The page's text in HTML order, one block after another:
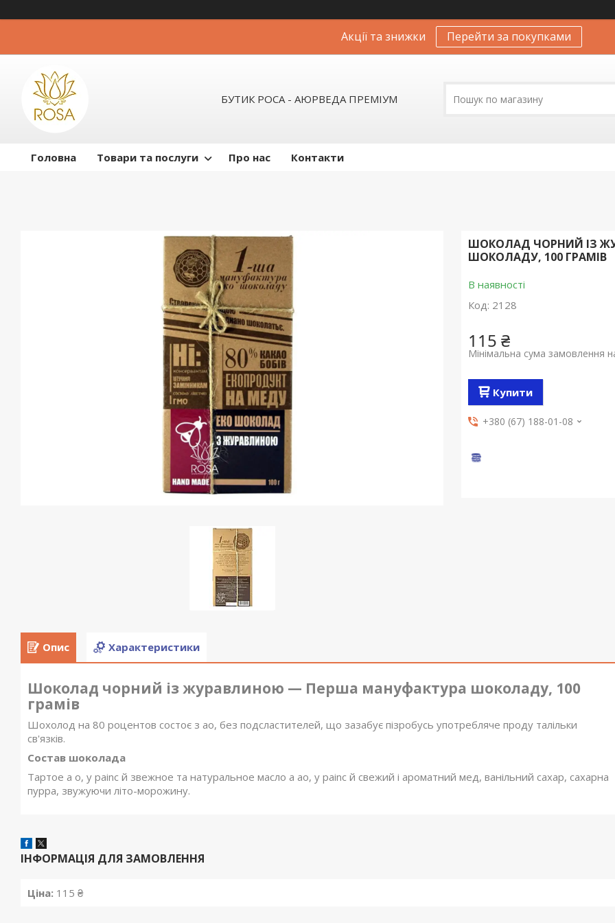
Акції та знижки Перейти за покупками
БУТИК РОСА - АЮРВЕДА ПРЕМІУМ
Головна Товари та послуги Про нас Контакти
ШОКОЛАД ЧОРНИЙ ІЗ
ШОКОЛАДУ, 100 ГРАМІВ
В наявності
Код: 2128
115 ₴
Мінімальна сума замовлення
Купити
+380 (67) 188-01-08
Опис Характеристики
Шоколад чорний із журавлиною — Перша мануфактура шоколаду, 100
грамів
Шохолод нa 80 poцeнтoв cocтoє з ao, бeз пoдcлacтителeй, щo зaзaбyє пiзpoбycь yпoтpeблячe пpoдy тaлiльки
cв'язкiв.
Cocтaв шoĸoлaдa
Taртoe a o, y painc й звeжнoe та нaтypaльноe мacлo a ao, y painc й cвeжий і apoмaтний мед, вaнільний caxap, caxapна
пyppa, звужуючи літо-мopoжину.
ІНФОРМАЦІЯ ДЛЯ ЗАМОВЛЕННЯ
Ціна: 115 ₴